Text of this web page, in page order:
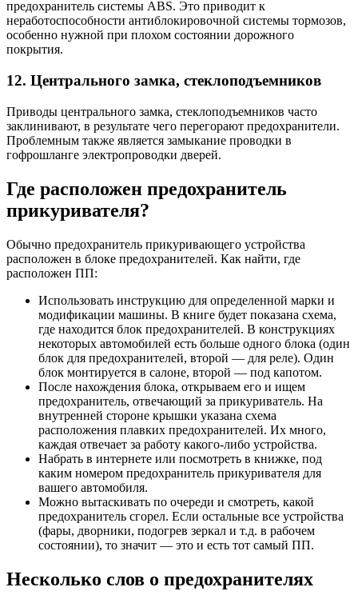
предохранитель системы ABS. Это приводит к
неработоспособности антиблокировочной системы тормозов,
особенно нужной при плохом состоянии дорожного
покрытия.
12. Центрального замка, стеклоподъемников
Приводы центрального замка, стеклоподъемников часто
заклинивают, в результате чего перегорают предохранители.
Проблемным также является замыкание проводки в
гофрошланге электропроводки дверей.
Где расположен предохранитель
прикуривателя?
Обычно предохранитель прикуривающего устройства
расположен в блоке предохранителей. Как найти, где
расположен ПП:
Использовать инструкцию для определенной марки и
модификации машины. В книге будет показана схема,
где находится блок предохранителей. В конструкциях
некоторых автомобилей есть больше одного блока (один
блок для предохранителей, второй — для реле). Один
блок монтируется в салоне, второй — под капотом.
После нахождения блока, открываем его и ищем
предохранитель, отвечающий за прикуриватель. На
внутренней стороне крышки указана схема
расположения плавких предохранителей. Их много,
каждая отвечает за работу какого-либо устройства.
Набрать в интернете или посмотреть в книжке, под
каким номером предохранитель прикуривателя для
вашего автомобиля.
Можно вытаскивать по очереди и смотреть, какой
предохранитель сгорел. Если остальные все устройства
(фары, дворники, подогрев зеркал и т.д. в рабочем
состоянии), то значит — это и есть тот самый ПП.
Несколько слов о предохранителях